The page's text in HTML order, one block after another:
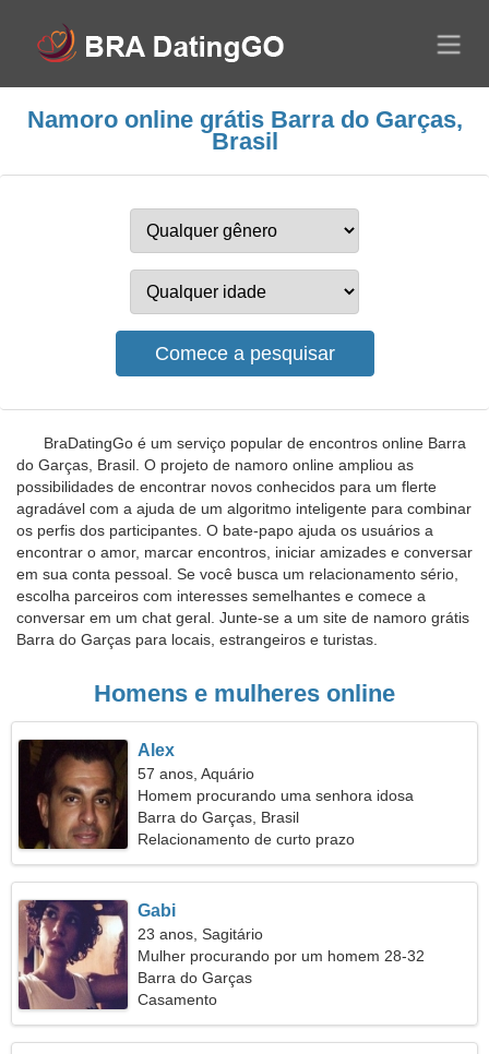
Namoro online grátis Barra do Garças,
Brasil
BraDatingGo é um serviço popular de encontros online Barra
do Garças, Brasil. O projeto de namoro online ampliou as
possibilidades de encontrar novos conhecidos para um flerte
agradável com a ajuda de um algoritmo inteligente para combinar
os perfis dos participantes. O bate-papo ajuda os usuários a
encontrar o amor, marcar encontros, iniciar amizades e conversar
em sua conta pessoal. Se você busca um relacionamento sério,
escolha parceiros com interesses semelhantes e comece a
conversar em um chat geral. Junte-se a um site de namoro grátis
Barra do Garças para locais, estrangeiros e turistas.
Homens e mulheres online
Alex
57 anos, Aquário
Homem procurando uma senhora idosa
Barra do Garças, Brasil
Relacionamento de curto prazo
Gabi
23 anos, Sagitário
Mulher procurando por um homem 28-32
Barra do Garças
Casamento